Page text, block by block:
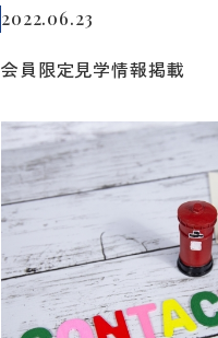
2022.06.23
会員限定見学情報掲載